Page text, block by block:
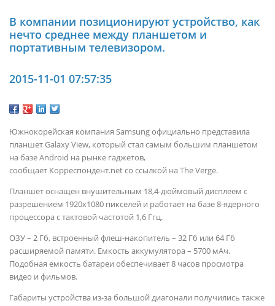
В компании позиционируют устройство, как
нечто среднее между планшетом и
портативным телевизором.
2015-11-01 07:57:35
Южнокорейская компания Samsung официально представила
планшет Galaxy View, который стал самым большим планшетом
на базе Android на рынке гаджетов,
сообщает Корреспондент.net со ссылкой на The Verge.
Планшет оснащен внушительным 18,4-дюймовый дисплеем с
разрешением 1920х1080 пикселей и работает на базе 8-ядерного
процессора с тактовой частотой 1,6 Ггц.
ОЗУ – 2 Гб, встроенный флеш-накопитель – 32 Гб или 64 Гб
расширяемой памяти. Емкость аккумулятора – 5700 мАч.
Подобная емкость батареи обеспечивает 8 часов просмотра
видео и фильмов.
Габариты устройства из-за большой диагонали получились также